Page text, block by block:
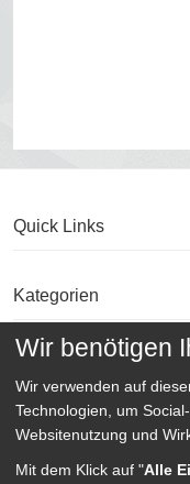
Quick Links
Kategorien
Wir benötigen
Wir verwenden auf
Technologien, um
Websitenutzung und
Mit dem Klick auf "Alle